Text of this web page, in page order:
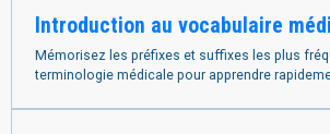
Introduction au vocabulaire
Mémorisez les préfixes et suffixes les plus
terminologie médicale pour apprendre